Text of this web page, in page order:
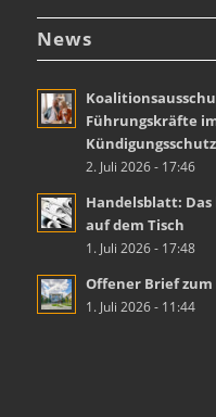
News
Führungskräfte
2. Juli 2026 - 17:46
Handelsblatt:
auf dem Tisch
1. Juli 2026 - 17:48
Offener Brief
1. Juli 2026 - 11:44